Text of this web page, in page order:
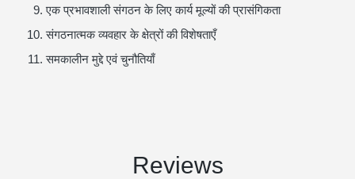
एक प्रभावशाली संगठन के लिए कार्य मूल्यों की प्रासंगिकता
संगठनात्मक व्यवहार के क्षेत्रों की विशेषताएँ
समकालीन मुद्दे एवं चुनौतियाँ
Reviews